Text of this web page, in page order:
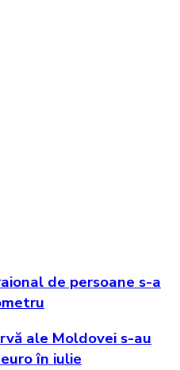
de persoane s-a
ale Moldovei s-au
în iulie